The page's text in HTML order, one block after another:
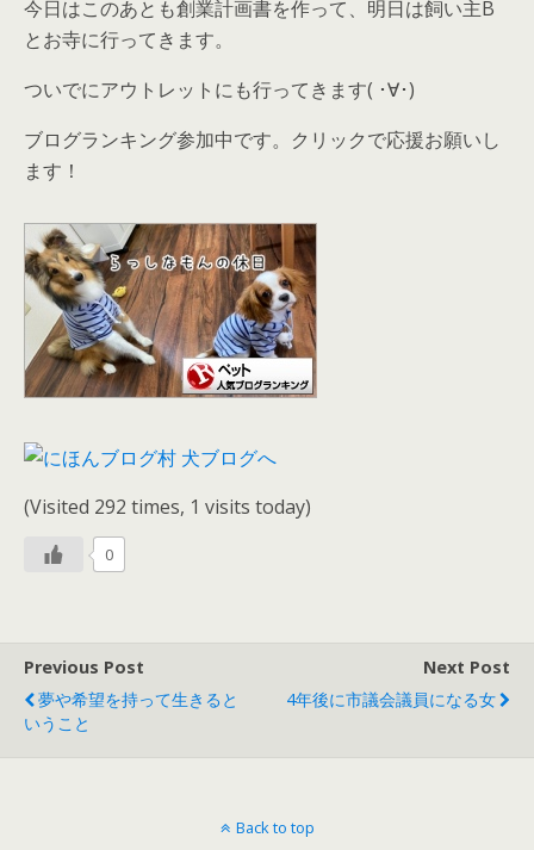
今日はこのあとも創業計画書を作って、明日は飼い主B
とお寺に行ってきます。
ついでにアウトレットにも行ってきます( ･∀･)
ブログランキング参加中です。クリックで応援お願いし
ます！
(Visited 292 times, 1 visits today)
0
Previous Post
夢や希望を持って生きると
いうこと
Next Post
4年後に市議会議員になる女
Back to top